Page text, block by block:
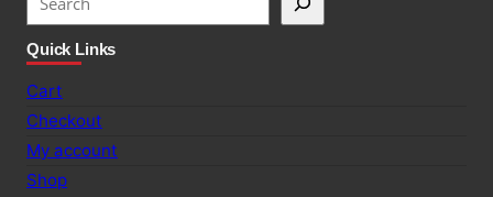
e
a
r
Quick Links
Cart
Checkout
My account
Shop